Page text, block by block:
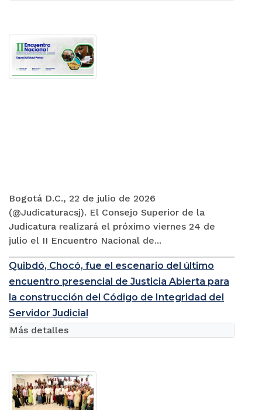
Bogotá D.C., 22 de julio de 2026
(@Judicaturacsj). El Consejo Superior de la
Judicatura realizará el próximo viernes 24 de
julio el II Encuentro Nacional de...
Quibdó, Chocó, fue el escenario del último
encuentro presencial de Justicia Abierta para
la construcción del Código de Integridad del
Servidor Judicial
Más detalles